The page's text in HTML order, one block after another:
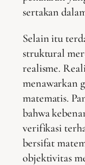
sertakan
Selain itu
struktural
realisme.
menawarkan
matematis.
bahwa
verifikasi
bersifat
objektivitas